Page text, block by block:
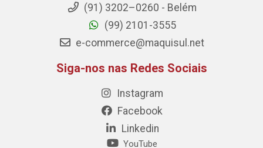
(91) 3202–0260 - Belém
(99) 2101-3555
e-commerce@maquisul.net
Siga-nos nas Redes Sociais
Instagram
Facebook
Linkedin
YouTube